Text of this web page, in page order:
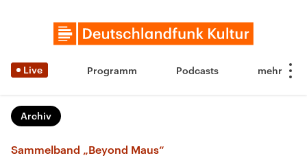
Live Programm Podcasts
Archiv
Sammelband „Beyond Maus“